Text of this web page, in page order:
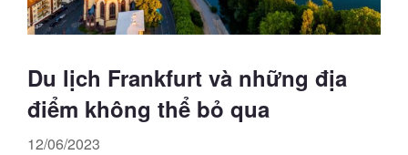
Du lịch Frankfurt và những địa
điểm không thể bỏ qua
12/06/2023